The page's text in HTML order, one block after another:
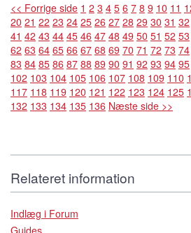
<< Forrige side 1 2 3 4 5 6 7 8 9 10 11
20 21 22 23 24 25 26 27 28 29 30 31 32
41 42 43 44 45 46 47 48 49 50 51 52 53
62 63 64 65 66 67 68 69 70 71 72 73 74
83 84 85 86 87 88 89 90 91 92 93 94 95
102 103 104 105 106 107 108 109 110
117 118 119 120 121 122 123 124 125
132 133 134 135 136 Næste side >>
Relateret information
Indlæg i Forum